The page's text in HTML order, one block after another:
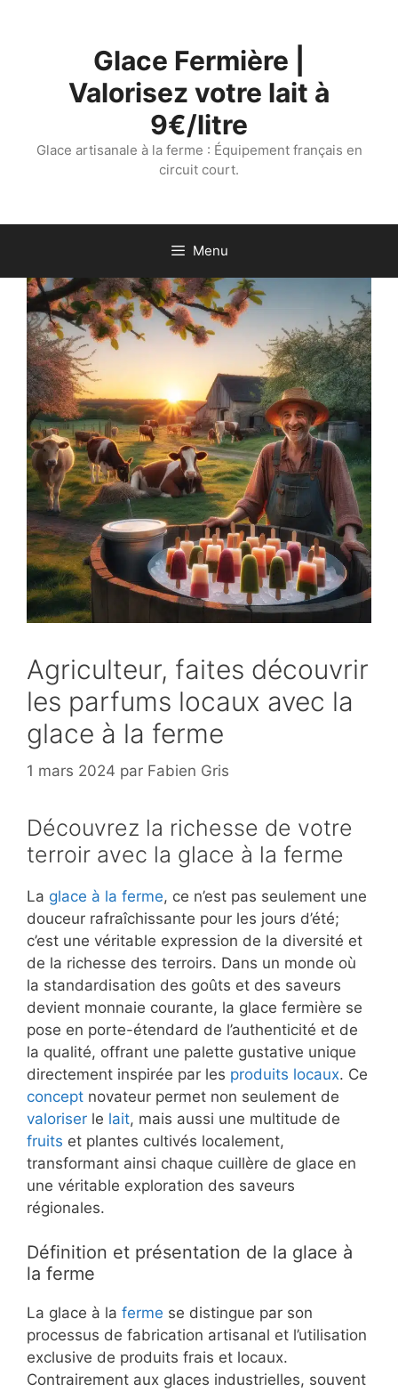
Glace Fermière |
Valorisez votre lait à
9€/litre
Glace artisanale à la ferme : Équipement français en
circuit court.
Menu
Agriculteur, faites découvrir
les parfums locaux avec la
glace à la ferme
1 mars 2024 par Fabien Gris
Découvrez la richesse de votre
terroir avec la glace à la ferme
La glace à la ferme, ce n’est pas seulement une
douceur rafraîchissante pour les jours d’été;
c’est une véritable expression de la diversité et
de la richesse des terroirs. Dans un monde où
la standardisation des goûts et des saveurs
devient monnaie courante, la glace fermière se
pose en porte-étendard de l’authenticité et de
la qualité, offrant une palette gustative unique
directement inspirée par les produits locaux. Ce
concept novateur permet non seulement de
valoriser le lait, mais aussi une multitude de
fruits et plantes cultivés localement,
transformant ainsi chaque cuillère de glace en
une véritable exploration des saveurs
régionales.
Définition et présentation de la glace à
la ferme
La glace à la ferme se distingue par son
processus de fabrication artisanal et l’utilisation
exclusive de produits frais et locaux.
Contrairement aux glaces industrielles, souvent